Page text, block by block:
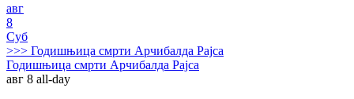
авг
8
Суб
>>> Годишњица смрти Арчибалда Рајса
Годишњица смрти Арчибалда Рајса
авг 8 all-day